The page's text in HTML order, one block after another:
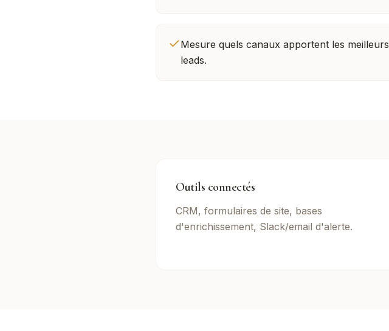
Mesure quels canaux apportent les meilleurs
leads.
Outils connectés
CRM, formulaires de site, bases
d'enrichissement, Slack/email d'alerte.